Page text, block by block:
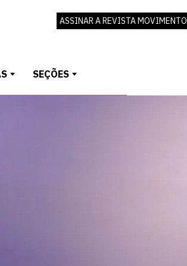
ASSINAR A REVISTA MOVIMENTO
SEÇÕES